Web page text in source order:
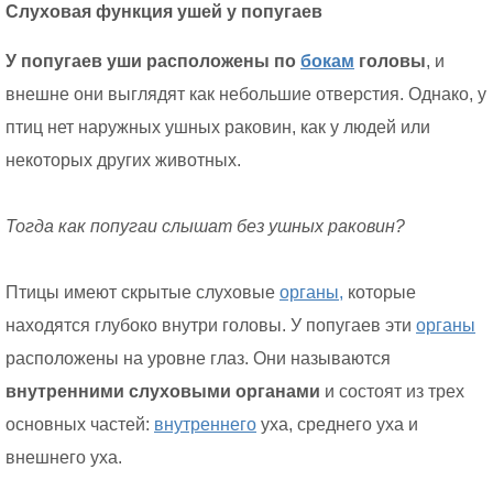
Слуховая функция ушей у попугаев
У попугаев уши расположены по бокам головы, и
внешне они выглядят как небольшие отверстия. Однако, у
птиц нет наружных ушных раковин, как у людей или
некоторых других животных.
Тогда как попугаи слышат без ушных раковин?
Птицы имеют скрытые слуховые органы, которые
находятся глубоко внутри головы. У попугаев эти органы
расположены на уровне глаз. Они называются
внутренними слуховыми органами и состоят из трех
основных частей: внутреннего уха, среднего уха и
внешнего уха.